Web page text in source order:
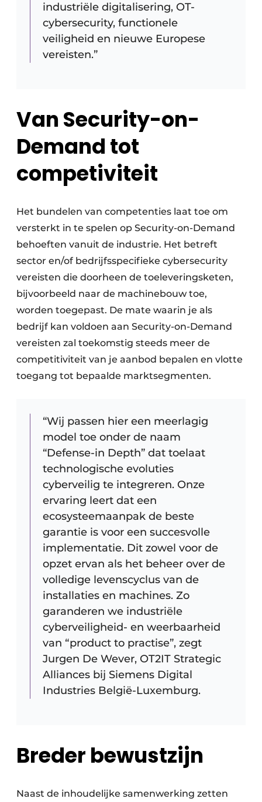
industriële digitalisering, OT-
cybersecurity, functionele
veiligheid en nieuwe Europese
vereisten.”
Van Security-on-
Demand tot
competiviteit
Het bundelen van competenties laat toe om
versterkt in te spelen op Security-on-Demand
behoeften vanuit de industrie. Het betreft
sector en/of bedrijfsspecifieke cybersecurity
vereisten die doorheen de toeleveringsketen,
bijvoorbeeld naar de machinebouw toe,
worden toegepast. De mate waarin je als
bedrijf kan voldoen aan Security-on-Demand
vereisten zal toekomstig steeds meer de
competitiviteit van je aanbod bepalen en vlotte
toegang tot bepaalde marktsegmenten.
“Wij passen hier een meerlagig
model toe onder de naam
“Defense-in Depth” dat toelaat
technologische evoluties
cyberveilig te integreren. Onze
ervaring leert dat een
ecosysteemaanpak de beste
garantie is voor een succesvolle
implementatie. Dit zowel voor de
opzet ervan als het beheer over de
volledige levenscyclus van de
installaties en machines. Zo
garanderen we industriële
cyberveiligheid- en weerbaarheid
van “product to practise”, zegt
Jurgen De Wever, OT2IT Strategic
Alliances bij Siemens Digital
Industries België-Luxemburg. ​ ​ ​ ​ ​ ​ ​ ​
Breder bewustzijn
Naast de inhoudelijke samenwerking zetten